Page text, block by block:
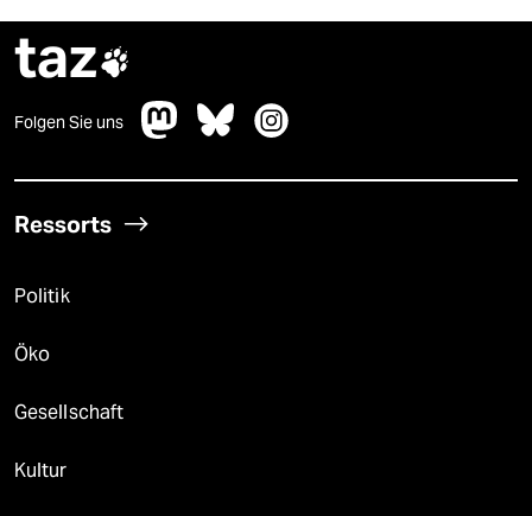
taz
Folgen Sie uns
Ressorts
Politik
Öko
Gesellschaft
Kultur